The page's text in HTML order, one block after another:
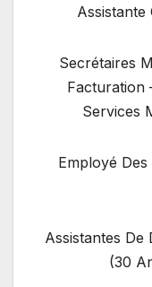
(20) –
Facturation
Services
(25) Employé
(2) Assistantes
(30